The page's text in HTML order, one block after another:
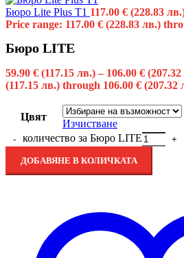
Бюро Lite Plus T1 117.00 € (228.83
Price range: 117.00 € (228.83 лв.)
Бюро LITE
59.90 € (117.15 лв.) – 106.00 €
(117.15 лв.) through 106.00 € (207.32
Цвят
Изчистване
количество за Бюро LITE
ДОБАВЯНЕ В КОЛИЧКАТА